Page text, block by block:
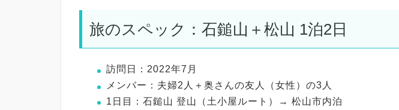
旅のスペック：石鎚山＋松山 1泊2日
訪問日
：2022年7月
メンバー ：夫婦2人＋奥さんの友人（女性）の3人
1日目
：石鎚山 登山（土小屋ルート）→ 松山市内泊